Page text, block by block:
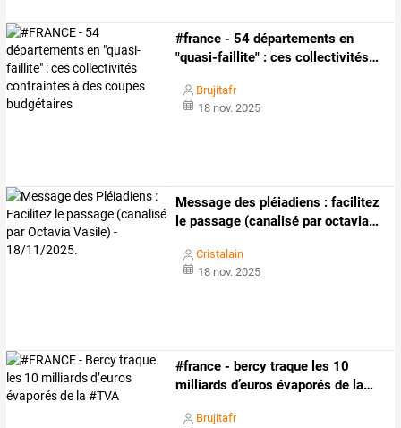
#france - 54 départements en
"quasi-faillite" : ces collectivités…
Brujitafr
18 nov. 2025
Message des pléiadiens : facilitez
le passage (canalisé paroctavia…
Cristalain
18 nov. 2025
#france - bercy traque les 10
milliards d’euros évaporés de la…
Brujitafr